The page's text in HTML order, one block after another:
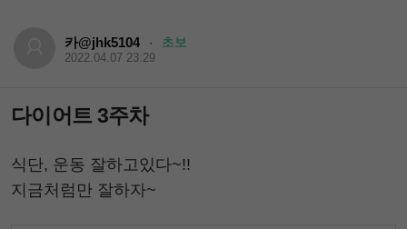
카@jhk5104 · 초보
2022.04.07 23:29
다이어트 3주차
식단, 운동 잘하고있다~!!
지금처럼만 잘하자~